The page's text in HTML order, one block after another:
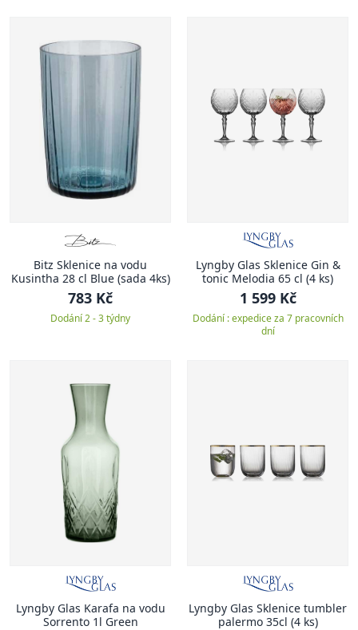
Bitz Sklenice na vodu
Kusintha 28 cl Blue (sada 4ks)
783 Kč
Dodání 2 - 3 týdny
Lyngby Glas Sklenice Gin &
tonic Melodia 65 cl (4 ks)
1 599 Kč
Dodání : expedice za 7 pracovních
dní
Lyngby Glas Karafa na vodu
Sorrento 1l Green
Lyngby Glas Sklenice tumbler
palermo 35cl (4 ks)